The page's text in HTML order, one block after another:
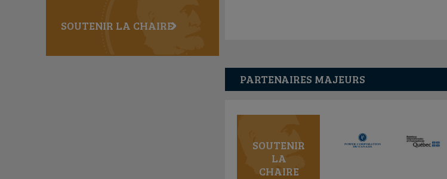
SOUTENIR LA CHAIRE
PARTENAIRES MAJEURS
SOUTENIR
LA
CHAIRE